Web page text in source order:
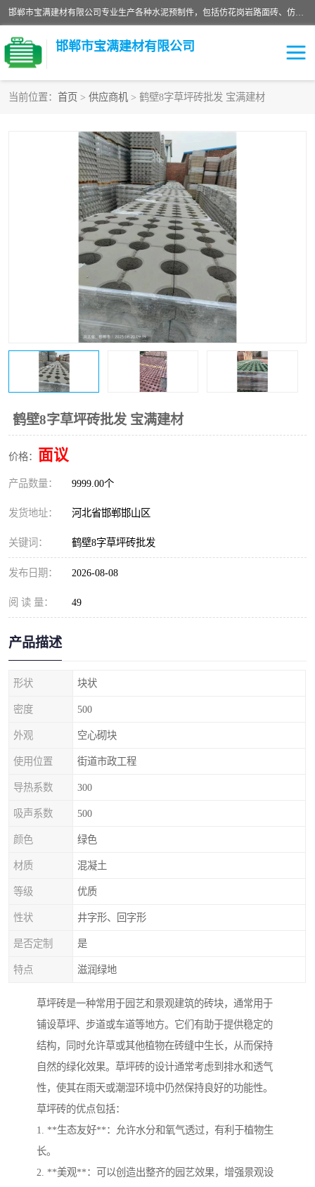
邯郸市宝满建材有限公司专业生产各种水泥预制件，包括仿花岗岩路面砖、仿花岗岩人行道砖、仿花岗岩路侧石、烧结砖、植草砖、码头砖连锁块、仿花岗岩路侧石、沙井盖、水泥盖板等各种水泥制品
邯郸市宝满建材有限公司
当前位置： 首页 > 供应商机 > 鹤壁8字草坪砖批发 宝满建材
鹤壁8字草坪砖批发 宝满建材
价格： 面议
产品数量： 9999.00个
发货地址： 河北省邯郸邯山区
关键词： 鹤壁8字草坪砖批发
发布日期： 2026-08-08
阅 读 量： 49
产品描述
形状 块状
密度 500
外观 空心砌块
使用位置 街道市政工程
导热系数 300
吸声系数 500
颜色 绿色
材质 混凝土
等级 优质
性状 井字形、回字形
是否定制 是
特点 滋润绿地
草坪砖是一种常用于园艺和景观建筑的砖块，通常用于
铺设草坪、步道或车道等地方。它们有助于提供稳定的
结构，同时允许草或其他植物在砖缝中生长，从而保持
自然的绿化效果。草坪砖的设计通常考虑到排水和透气
性，使其在雨天或潮湿环境中仍然保持良好的功能性。
草坪砖的优点包括：
1. **生态友好**：允许水分和氧气透过，有利于植物生
长。
2. **美观**：可以创造出整齐的园艺效果，增强景观设
混凝土路沿石
便道砖
花岗岩路岩石 盲道砖
pc仿石砖